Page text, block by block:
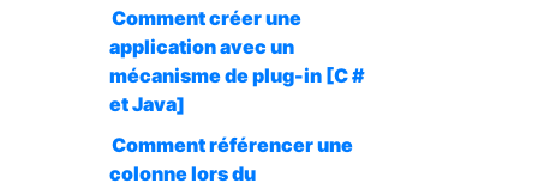
Comment créer une
application avec un
mécanisme de plug-in [C #
et Java]
Comment référencer une
colonne lors du